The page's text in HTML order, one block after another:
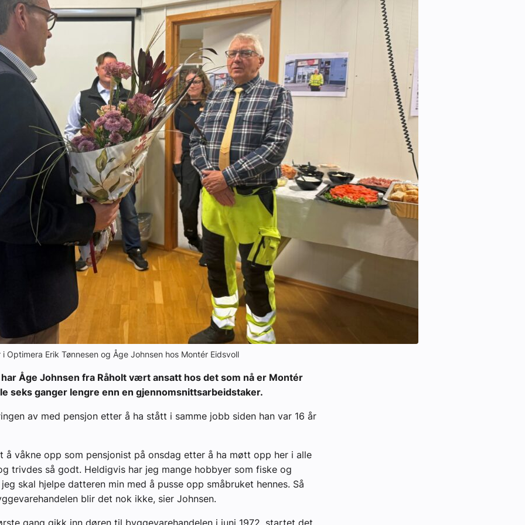
Optimera Erik Tønnesen og Åge Johnsen hos Montér Eidsvoll
Åge Johnsen fra Råholt vært ansatt hos det som nå er Montér
seks ganger lengre enn en gjennomsnittsarbeidstaker.
av med pensjon etter å ha stått i samme jobb siden han var 16 år
å våkne opp som pensjonist på onsdag etter å ha møtt opp her i alle
trivdes så godt. Heldigvis har jeg mange hobbyer som fiske og
skal hjelpe datteren min med å pusse opp småbruket hennes. Så
blir det nok ikke, sier Johnsen.